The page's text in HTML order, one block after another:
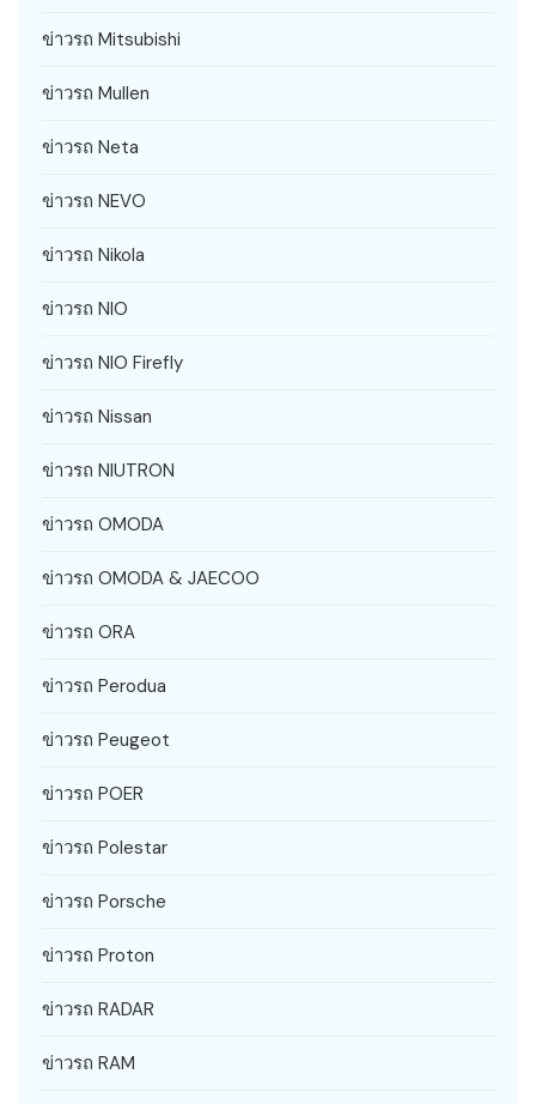
ข่าวรถ Mitsubishi
ข่าวรถ Mullen
ข่าวรถ Neta
ข่าวรถ NEVO
ข่าวรถ Nikola
ข่าวรถ NIO
ข่าวรถ NIO Firefly
ข่าวรถ Nissan
ข่าวรถ NIUTRON
ข่าวรถ OMODA
ข่าวรถ OMODA & JAECOO
ข่าวรถ ORA
ข่าวรถ Perodua
ข่าวรถ Peugeot
ข่าวรถ POER
ข่าวรถ Polestar
ข่าวรถ Porsche
ข่าวรถ Proton
ข่าวรถ RADAR
ข่าวรถ RAM